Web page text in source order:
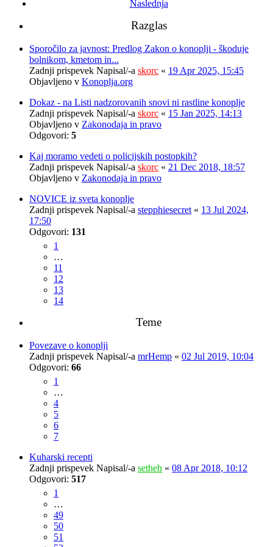
Naslednja
Razglas
Sporočilo za javnost: Predlog Zakon o konoplji - škoduje
bolnikom, kmetom in...
Zadnji prispevek Napisal/-a skorc « 19 Apr 2025, 15:45
Objavljeno v Konoplja.org
Dokaz - na Listi nadzorovanih snovi ni rastline konoplje
Zadnji prispevek Napisal/-a skorc « 15 Jan 2025, 14:13
Objavljeno v Zakonodaja in pravo
Odgovori: 5
Kaj moramo vedeti o policijskih postopkih?
Zadnji prispevek Napisal/-a skorc « 21 Dec 2018, 18:57
Objavljeno v Zakonodaja in pravo
NOVICE iz sveta konoplje
Zadnji prispevek Napisal/-a stepphiesecret « 13 Jul 2024,
17:50
Odgovori: 131
1
…
11
12
13
14
Teme
Povezave o konoplji
Zadnji prispevek Napisal/-a mrHemp « 02 Jul 2019, 10:04
Odgovori: 66
1
…
4
5
6
7
Kuharski recepti
Zadnji prispevek Napisal/-a setheh « 08 Apr 2018, 10:12
Odgovori: 517
1
…
49
50
51